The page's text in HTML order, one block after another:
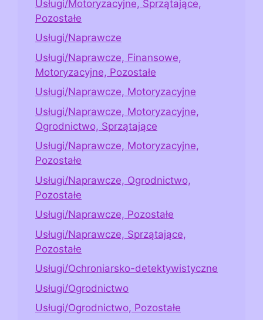
Usługi/Motoryzacyjne, Sprzątające,
Pozostałe
Usługi/Naprawcze
Usługi/Naprawcze, Finansowe,
Motoryzacyjne, Pozostałe
Usługi/Naprawcze, Motoryzacyjne
Usługi/Naprawcze, Motoryzacyjne,
Ogrodnictwo, Sprzątające
Usługi/Naprawcze, Motoryzacyjne,
Pozostałe
Usługi/Naprawcze, Ogrodnictwo,
Pozostałe
Usługi/Naprawcze, Pozostałe
Usługi/Naprawcze, Sprzątające,
Pozostałe
Usługi/Ochroniarsko-detektywistyczne
Usługi/Ogrodnictwo
Usługi/Ogrodnictwo, Pozostałe